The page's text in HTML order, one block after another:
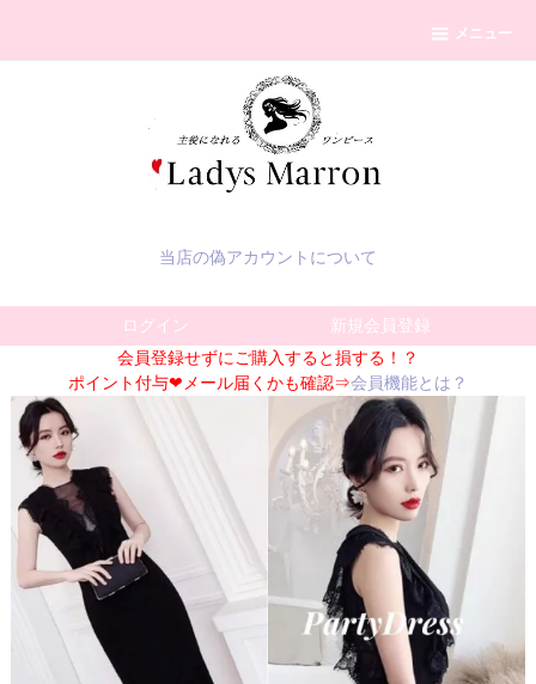
メニュー
当店の偽アカウントについて
ログイン
新規会員登録
会員登録せずにご購入すると損する！？
ポイント付与❤メール届くかも確認⇒会員機能とは？